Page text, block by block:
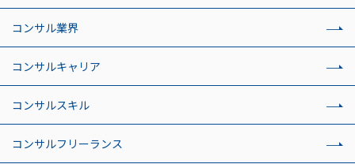
コンサル業界
コンサルキャリア
コンサルスキル
コンサルフリーランス